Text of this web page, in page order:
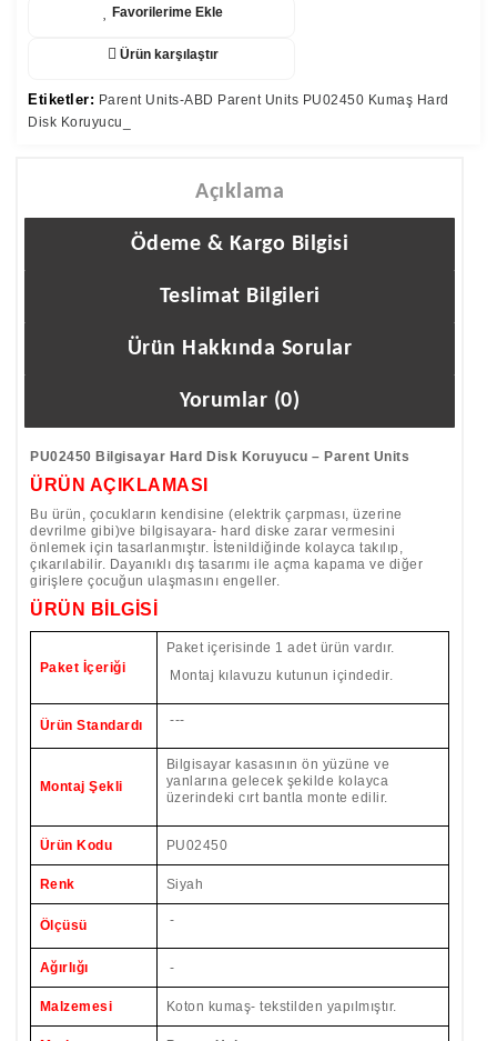
Favorilerime Ekle
Ürün karşılaştır
Etiketler: Parent Units-ABD Parent Units PU02450 Kumaş Hard
Disk Koruyucu_
Açıklama
Ödeme & Kargo Bilgisi
Teslimat Bilgileri
Ürün Hakkında Sorular
Yorumlar (0)
PU02450 Bilgisayar Hard Disk Koruyucu – Parent Units
ÜRÜN AÇIKLAMASI
Bu ürün, çocukların kendisine (elektrik çarpması, üzerine
devrilme gibi)ve bilgisayara- hard diske zarar vermesini
önlemek için tasarlanmıştır. İstenildiğinde kolayca takılıp,
çıkarılabilir. Dayanıklı dış tasarımı ile açma kapama ve diğer
girişlere çocuğun ulaşmasını engeller.
ÜRÜN BİLGİSİ
Paket İçeriği
Paket içerisinde 1 adet ürün vardır.
Montaj kılavuzu kutunun içindedir.
Ürün Standardı ---
Montaj Şekli
Bilgisayar kasasının ön yüzüne ve
yanlarına gelecek şekilde kolayca
üzerindeki cırt bantla monte edilir.
Ürün Kodu PU02450
Renk Siyah
Ölçüsü -
Ağırlığı -
Malzemesi Koton kumaş- tekstilden yapılmıştır.